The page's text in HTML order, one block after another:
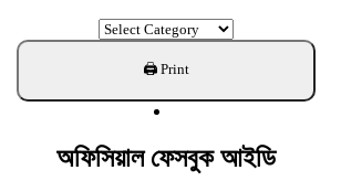
ক্যাটাগরি
খুঁজুন
অফিসিয়াল ফেসবুক আইডি